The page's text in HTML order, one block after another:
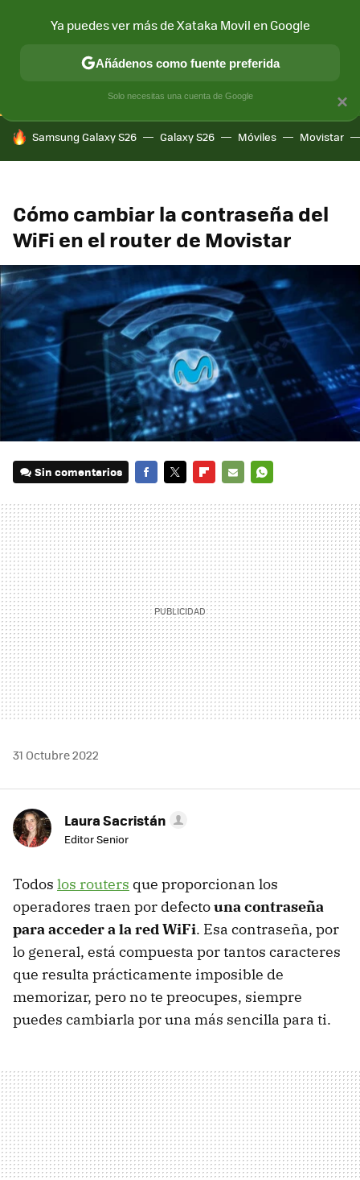
CONECTIVIDAD MÓVIL Y SOCIEDAD APLICACIONES
HOY SE HABLA DE
Samsung Galaxy S26 Galaxy S26 Móviles Movistar
Cómo cambiar la contraseña del
WiFi en el router de Movistar
Sin comentarios
MAIL
31 Octubre 2022
Laura Sacristán
Editor Senior
Todos los routers que proporcionan los
operadores traen por defectouna contraseña
para acceder a la red WiFi. Esa contraseña, por
lo general, está compuesta por tantos caracteres
que resulta prácticamente imposible de
memorizar, pero no te preocupes, siempre
puedes cambiarla por una más sencilla para ti.
×
Ya puedes ver más de Xataka Movil en Google
Añádenos como fuente preferida
Solo necesitas una cuenta de Google